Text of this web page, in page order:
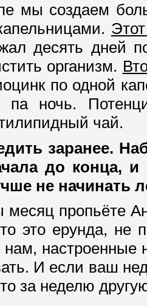
мы создаем
десять дней
организм.
по одной
па ночь.
чай.
заранее.
до конца,
не начинать
месяц пропьёте
это ерунда,
настроенные
И если ваш
за неделю